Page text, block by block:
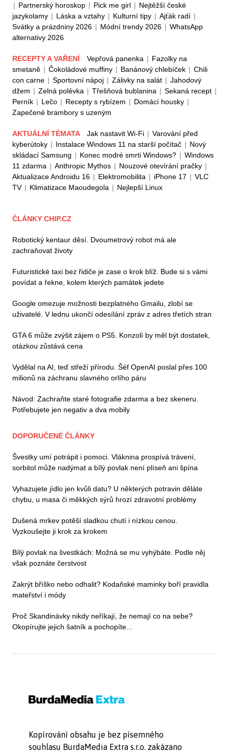
| Partnerský horoskop | Pick me girl | Nejtěžší české
jazykolamy | Láska a vztahy | Kulturní tipy | Ajťák radí |
Svátky a prázdniny 2026 | Módní trendy 2026 | WhatsApp
alternativy 2026
RECEPTY A VAŘENÍ Vepřová panenka | Fazolky na
smetaně | Čokoládové muffiny | Banánový chlebíček | Chili
con carne | Sportovní nápoj | Zálivky na salát | Jahodový
džem | Zelná polévka | Třešňová bublanina | Sekaná recept |
Perník | Lečo | Recepty s rybízem | Domácí housky |
Zapečené brambory s uzeným
AKTUÁLNÍ TÉMATA Jak nastavit Wi-Fi | Varování před
kyberútoky | Instalace Windows 11 na starší počítač | Nový
skládací Samsung | Konec modré smrti Windows? | Windows
11 zdarma | Anthropic Mythos | Nouzové otevírání pračky |
Aktualizace Androidu 16 | Elektromobilita | iPhone 17 | VLC
TV | Klimatizace Maoudegola | Nejlepší Linux
ČLÁNKY CHIP.CZ
Robotický kentaur děsí. Dvoumetrový robot má ale
zachraňovat životy
Futuristické taxi bez řidiče je zase o krok blíž. Bude si s vámi
povídat a řekne, kolem kterých památek jedete
Google omezuje možnosti bezplatného Gmailu, zlobí se
uživatelé. V lednu ukončí odesílání zpráv z adres třetích stran
GTA 6 může zvýšit zájem o PS5. Konzolí by měl být dostatek,
otázkou zůstává cena
Vydělal na AI, teď střeží přírodu. Šéf OpenAI poslal přes 100
milionů na záchranu slavného orlího páru
Návod: Zachraňte staré fotografie zdarma a bez skeneru.
Potřebujete jen negativ a dva mobily
DOPORUČENÉ ČLÁNKY
Švestky umí potrápit i pomoci. Vláknina prospívá trávení,
sorbitol může nadýmat a bílý povlak není plíseň ani špína
Vyhazujete jídlo jen kvůli datu? U některých potravin děláte
chybu, u masa či měkkých sýrů hrozí zdravotní problémy
Dušená mrkev potěší sladkou chutí i nízkou cenou.
Vyzkoušejte ji krok za krokem
Bílý povlak na švestkách: Možná se mu vyhýbáte. Podle něj
však poznáte čerstvost
Zakrýt bříško nebo odhalit? Kodaňské maminky boří pravidla
mateřství i módy
Proč Skandinávky nikdy neříkají, že nemají co na sebe?
Okopírujte jejich šatník a pochopíte...
Kopírování obsahu je bez písemného
souhlasu BurdaMedia Extra s.r.o. zakázano